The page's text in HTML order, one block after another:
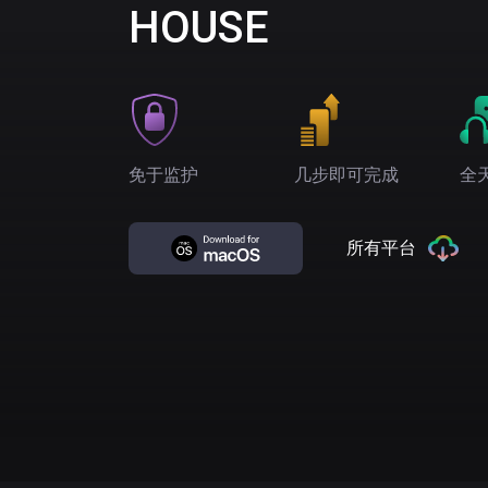
HOUSE
免于监护 几步即可完成 全
所有平台